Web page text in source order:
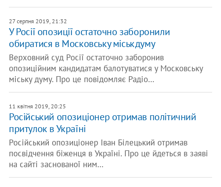
27 серпня 2019, 21:32
У Росії опозиції остаточно заборонили
обиратися в Московську міськдуму
Верховний суд Росії остаточно заборонив
опозиційним кандидатам балотуватися у Московську
міську думу. Про це повідомляє Радіо…
11 квітня 2019, 20:25
Російський опозиціонер отримав політичний
притулок в Україні
Російський опозиціонер Іван Білецький отримав
посвідчення біженця в Україні. Про це йдеться в заяві
на сайті заснованої ним…